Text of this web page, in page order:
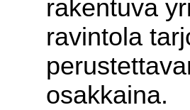
rakentuva
ravintola
osakkaina.